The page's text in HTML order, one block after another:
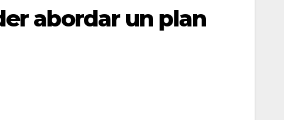
abordar un plan